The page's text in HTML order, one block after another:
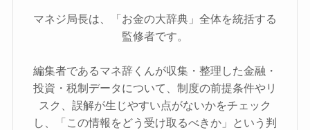
マネジ局長は、「お金の大辞典」全体を統括する
監修者です。
編集者であるマネ辞くんが収集・整理した金融・
投資・税制データについて、制度の前提条件やリ
スク、誤解が生じやすい点がないかをチェック
し、「この情報をどう受け取るべきか」という判